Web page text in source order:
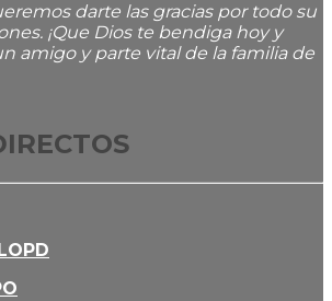
darte las gracias por todo su
¡Que Dios te bendiga hoy y
amigo y parte vital de la familia de